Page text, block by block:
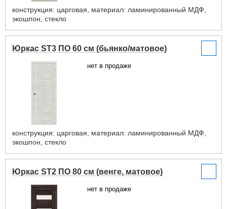
конструкция: царговая, материал: ламинированный МДФ,
экошпон, стекло
Юркас ST3 ПО 60 см (бьянко/матовое)
нет в продаже
конструкция: царговая, материал: ламинированный МДФ,
экошпон, стекло
Юркас ST2 ПО 80 см (венге, матовое)
нет в продаже